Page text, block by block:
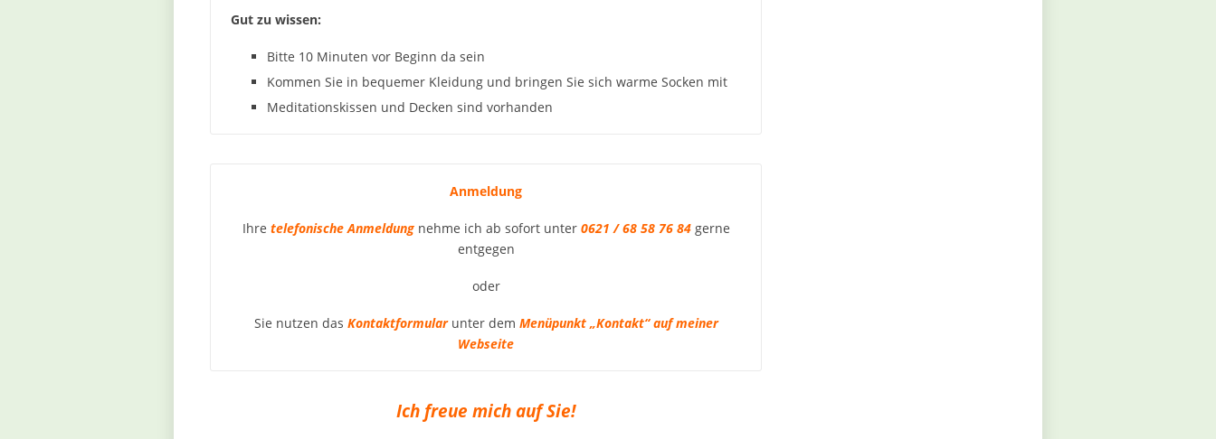
Gut zu wissen:
Bitte 10 Minuten vor Beginn da sein
Kommen Sie in bequemer Kleidung und bringen Sie sich warme Socken mit
Meditationskissen und Decken sind vorhanden
Anmeldung
Ihre telefonische Anmeldung nehme ich ab sofort unter 0621 / 68 58 76 84gerne
entgegen
oder
Sie nutzen das Kontaktformular unter dem Menüpunkt „Kontakt“ auf meiner
Webseite
Ich freue mich auf Sie!